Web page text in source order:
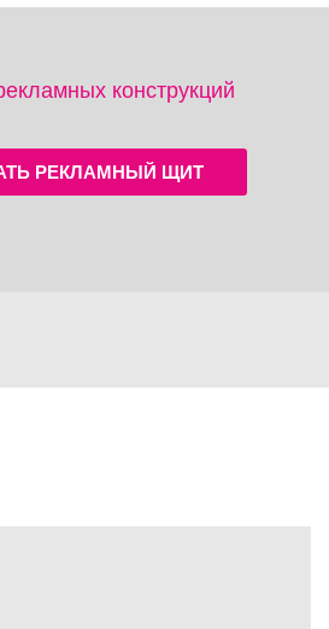
конструкций
РЕКЛАМНЫЙ ЩИТ